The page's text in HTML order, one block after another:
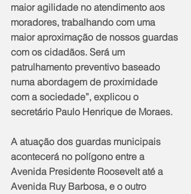
maior agilidade no atendimento aos
moradores, trabalhando com uma
maior aproximação de nossos guardas
com os cidadãos. Será um
patrulhamento preventivo baseado
numa abordagem de proximidade
com a sociedade”, explicou o
secretário Paulo Henrique de Moraes.
A atuação dos guardas municipais
acontecerá no polígono entre a
Avenida Presidente Roosevelt até a
Avenida Ruy Barbosa, e o outro